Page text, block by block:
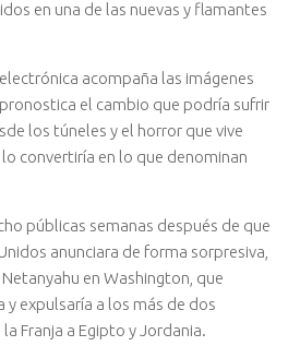
en una de las nuevas y flamantes
acompaña las imágenes
el cambio que podría sufrir
los túneles y el horror que vive
convertiría en lo que denominan
públicas semanas después de que
anunciara de forma sorpresiva,
en Washington, que
expulsaría a los más de dos
Franja a Egipto y Jordania.